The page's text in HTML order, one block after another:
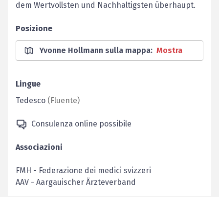
dem Wertvollsten und Nachhaltigsten überhaupt.
Posizione
Yvonne Hollmann sulla mappa: Mostra
Lingue
Tedesco (Fluente)
Consulenza online possibile
Associazioni
FMH - Federazione dei medici svizzeri
AAV - Aargauischer Ärzteverband